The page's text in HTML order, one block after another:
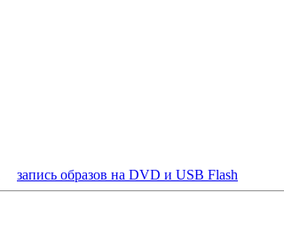
запись образов на DVD и USB Flash